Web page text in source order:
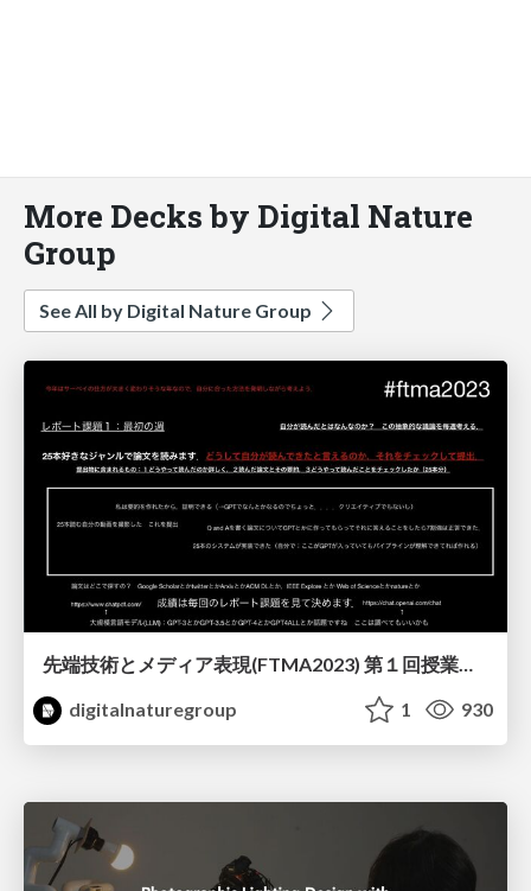
More Decks by Digital Nature
Group
See All by Digital Nature Group
先端技術とメディア表現(FTMA2023) 第１回授業概要
digitalnaturegroup
1 930